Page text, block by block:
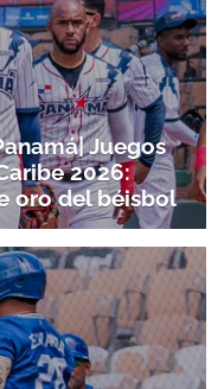
Juegos
2026:
oro del béisbol